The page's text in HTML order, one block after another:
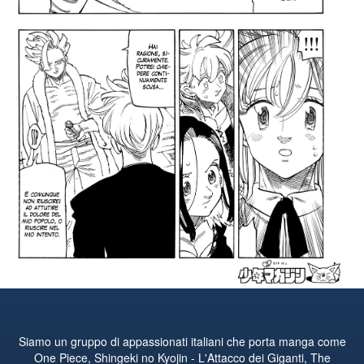
Siamo un gruppo di appassionati italiani che porta manga come
One Piece, Shingeki no Kyojin - L'Attacco dei Giganti, The